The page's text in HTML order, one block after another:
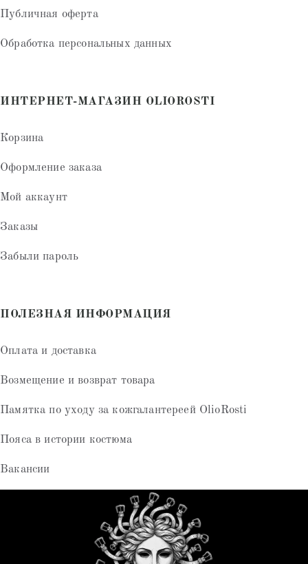
Публичная оферта
Обработка персональных данных
ИНТЕРНЕТ-МАГАЗИН OLIOROSTI
Корзина
Оформление заказа
Мой аккаунт
Заказы
Забыли пароль
ПОЛЕЗНАЯ ИНФОРМАЦИЯ
Оплата и доставка
Возмещение и возврат товара
Памятка по уходу за кожгалантереей OlioRosti
Пояса в истории костюма
Вакансии